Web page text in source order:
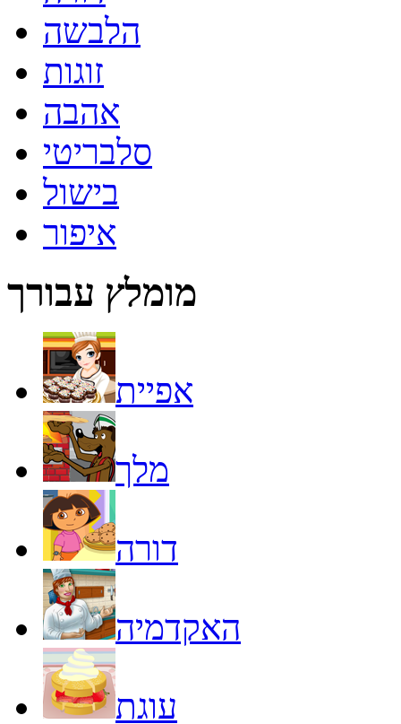
הלבשה
זוגות
אהבה
סלבריטי
בישול
איפור
מומלץ עבורך
אפיית
מלך
דורה
האקדמיה
עוגת